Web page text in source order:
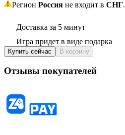
Регион Россия не входит в СНГ.
Доставка за 5 минут
Игра придет в виде подарка
Купить сейчас В корзину
Отзывы покупателей